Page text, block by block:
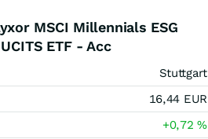
MSCI Millennials ESG
ETF - Acc
Stuttgart
16,44 EUR
+0,72%